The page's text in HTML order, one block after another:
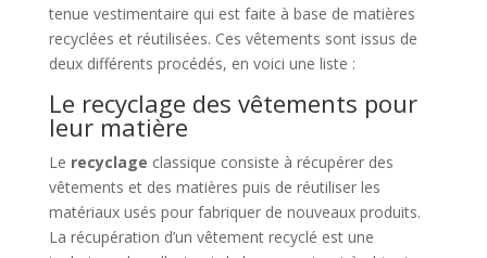
tenue vestimentaire qui est faite à base de matières
recyclées et réutilisées. Ces vêtements sont issus de
deux différents procédés, en voici une liste :
Le recyclage des vêtements pour
leur matière
Le recyclage classique consiste à récupérer des
vêtements et des matières puis de réutiliser les
matériaux usés pour fabriquer de nouveaux produits.
La récupération d’un vêtement recyclé est une